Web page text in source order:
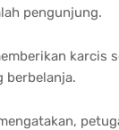
pengunjung.
berbelanja.